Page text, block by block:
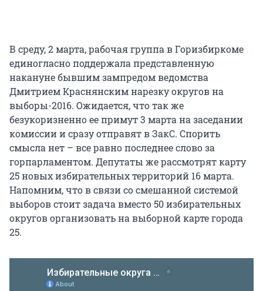
В среду, 2 марта, рабочая группа в Горизбиркоме
единогласно поддержала представленную
накануне бывшим зампредом ведомства
Дмитрием Краснянским нарезку округов на
выборы-2016. Ожидается, что так же
безукоризненно ее примут 3 марта на заседании
комиссии и сразу отправят в ЗакС. Спорить
смысла нет – все равно последнее слово за
горпарламентом. Депутаты же рассмотрят карту
25 новых избирательных территорий 16 марта.
Напомним, что в связи со смешанной системой
выборов стоит задача вместо 50 избирательных
округов организовать на выборной карте города
25.